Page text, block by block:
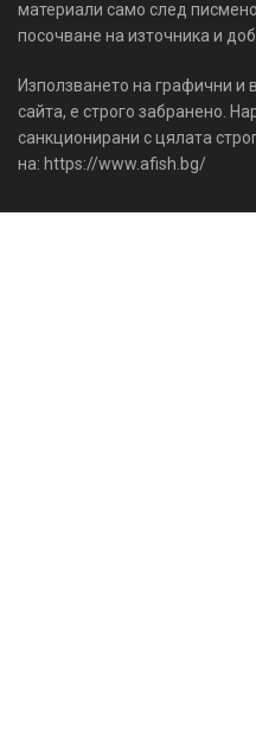
материали само след
посочване на източника и
Използването на графични и
сайта, е строго забранено.
санкционирани с цялата
на: https://www.afish.bg/